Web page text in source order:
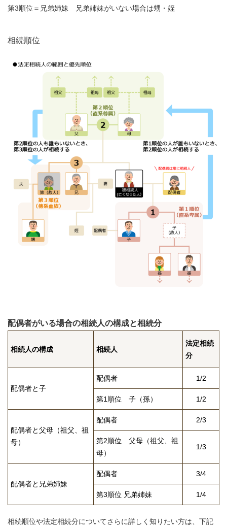
第3順位＝兄弟姉妹 兄弟姉妹がいない場合は甥・姪
相続順位
配偶者がいる場合の相続人の構成と相続分
相続人の構成 相続人
法定相続
分
配偶者と子
配偶者 1/2
第1順位 子（孫） 1/2
配偶者と父母（祖父、祖
母）
配偶者 2/3
第2順位 父母（祖父、祖
母）
1/3
配偶者と兄弟姉妹
配偶者 3/4
第3順位 兄弟姉妹 1/4
相続順位や法定相続分についてさらに詳しく知りたい方は、下記